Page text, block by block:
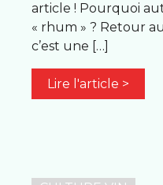
article ! Pourquoi
« rhum » ? Retour
c’est une […]
Lire l'article >